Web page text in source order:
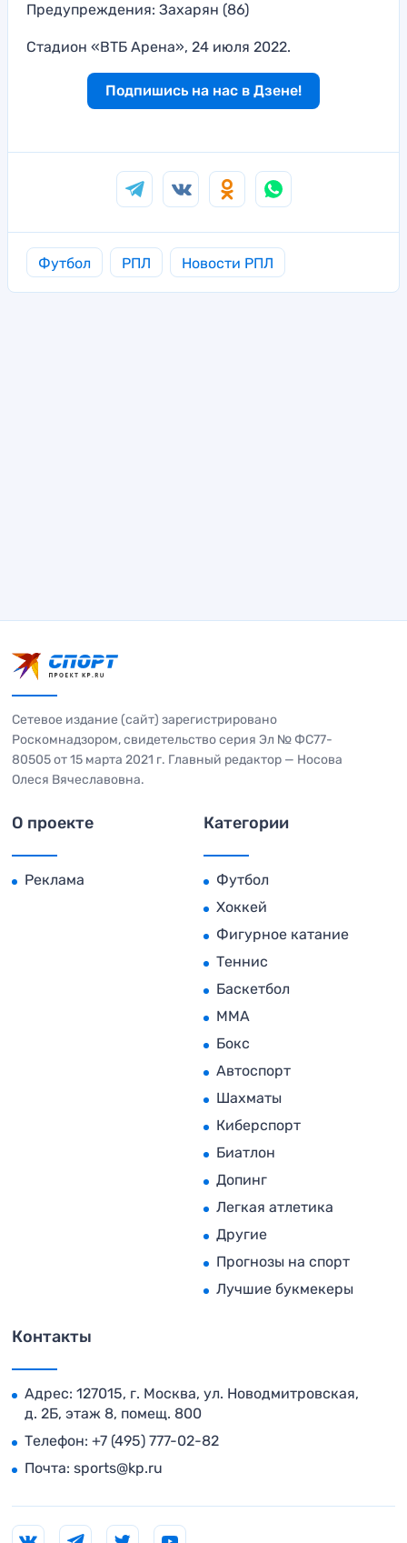
Предупреждения: Захарян (86)
Стадион «ВТБ Арена», 24 июля 2022.
Подпишись на нас в Дзене!
Футбол РПЛ Новости РПЛ
Сетевое издание (сайт) зарегистрировано
Роскомнадзором, свидетельство серия Эл № ФС77-
80505 от 15 марта 2021 г. Главный редактор — Носова
Олеся Вячеславовна.
О проекте
Реклама
Категории
Футбол
Хоккей
Фигурное катание
Теннис
Баскетбол
MMA
Бокс
Автоспорт
Шахматы
Киберспорт
Биатлон
Допинг
Легкая атлетика
Другие
Прогнозы на спорт
Лучшие букмекеры
Контакты
Адрес: 127015, г. Москва, ул. Новодмитровская,
д. 2Б, этаж 8, помещ. 800
Телефон: +7 (495) 777-02-82
Почта: sports@kp.ru